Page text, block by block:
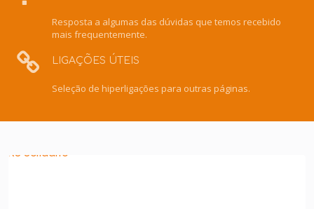
Resposta a algumas das dúvidas que temos recebido
mais frequentemente.
LIGAÇÕES ÚTEIS
Seleção de hiperligações para outras páginas.